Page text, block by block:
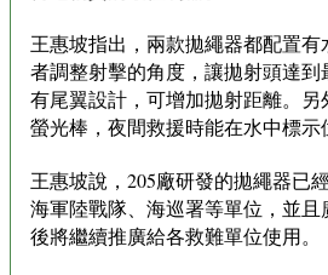
王惠坡指出，兩款拋繩器都配置
者調整射擊的角度，讓拋射頭達
有尾翼設計，可增加拋射距離。
螢光棒，夜間救援時能在水中標示
王惠坡說，205廠研發的拋繩器已
海軍陸戰隊、海巡署等單位，並
後將繼續推廣給各救難單位使用。